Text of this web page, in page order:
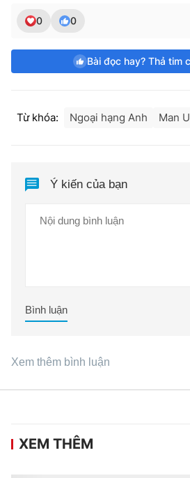
0 0
Bài đọc hay? Thả tim
Từ khóa: Ngoại hạng Anh Man
Ý kiến của bạn
Bình luận
Xem thêm bình luận
XEM THÊM